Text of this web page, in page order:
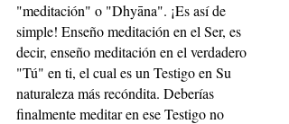
"meditación" o "Dhyāna". ¡Es así de
simple! Enseño meditación en el Ser, es
decir, enseño meditación en el verdadero
"Tú" en ti, el cual es un Testigo en Su
naturaleza más recóndita. Deberías
finalmente meditar en ese Testigo no